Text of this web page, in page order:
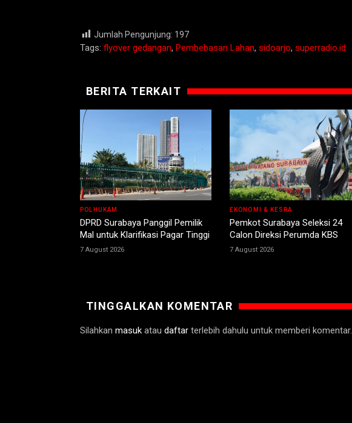
Jumlah Pengunjung: 197
Tags: flyover gedangan, Pembebasan Lahan, sidoarjo, superradio.id
BERITA TERKAIT
POLHUKAM
DPRD Surabaya Panggil Pemilik
Mal untuk Klarifikasi Pagar Tinggi
7 August 2026
EKONOMI & KESRA
Pemkot Surabaya Seleksi 24
Calon Direksi Perumda KBS
7 August 2026
TINGGALKAN KOMENTAR
Silahkan masuk atau daftar terlebih dahulu untuk memberi komentar.